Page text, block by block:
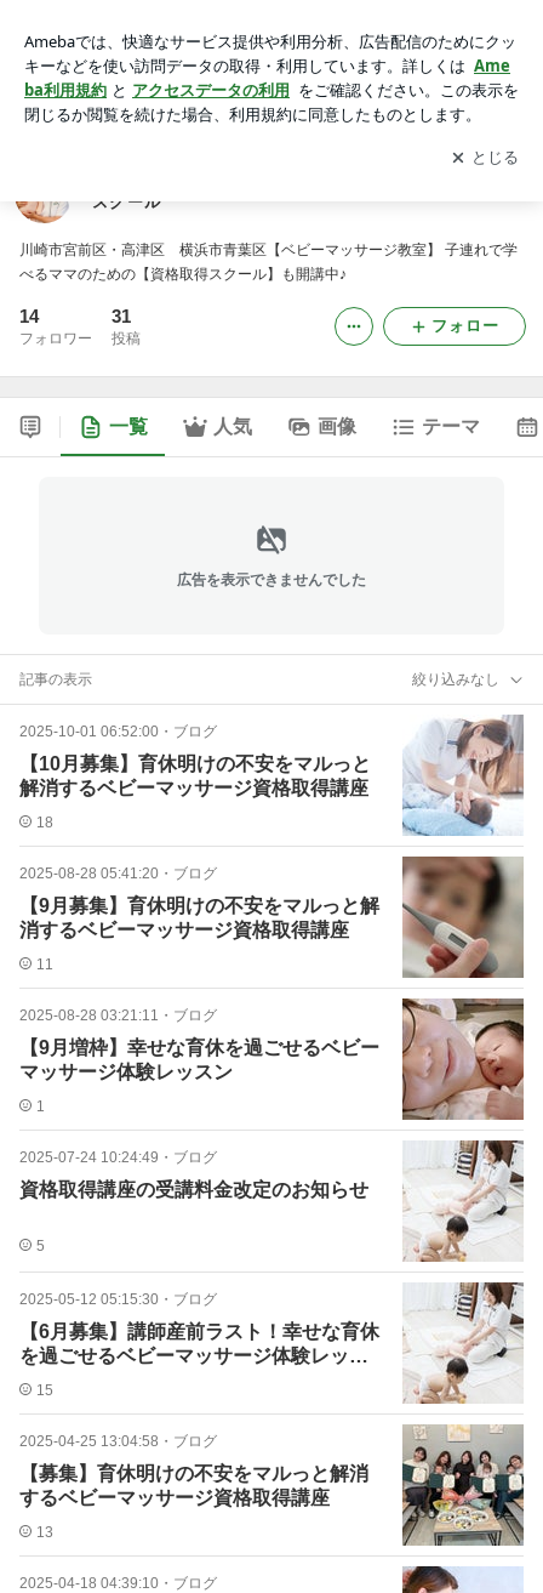
アプリをダウンロードして ブログの更新通知
を受け取りまし
ょう。
開く
スクール
川崎市宮前区・高津区 横浜市青葉区【ベビーマッサージ教室】 子連れで学
べるママのための【資格取得スクール】も開講中♪
14
フォロワー
31
投稿
フォロー
一覧 人気 画像 テーマ
広告を表示できませんでした
記事の表示 絞り込みなし
2025-10-01 06:52:00 ・ ブログ
【10月募集】育休明けの不安をマルっと
解消するベビーマッサージ資格取得講座
18
2025-08-28 05:41:20 ・ ブログ
【9月募集】育休明けの不安をマルっと解
消するベビーマッサージ資格取得講座
11
2025-08-28 03:21:11 ・ ブログ
【9月増枠】幸せな育休を過ごせるベビー
マッサージ体験レッスン
1
2025-07-24 10:24:49 ・ ブログ
資格取得講座の受講料金改定のお知らせ
5
2025-05-12 05:15:30 ・ ブログ
【6月募集】講師産前ラスト！幸せな育休
を過ごせるベビーマッサージ体験レッス
ン15
2025-04-25 13:04:58 ・ ブログ
【募集】育休明けの不安をマルっと解消
するベビーマッサージ資格取得講座
13
2025-04-18 04:39:10 ・ ブログ